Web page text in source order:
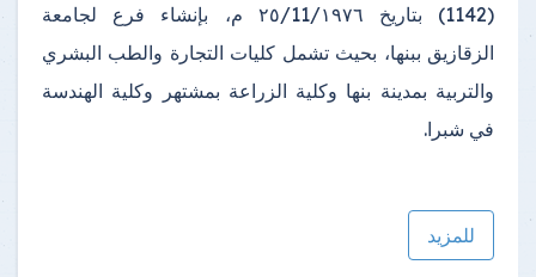
(1142) بتاريخ ٢٥/11/١٩٧٦ م، بإنشاء فرع لجامعة
الزقازيق ببنها، بحيث تشمل كليات التجارة والطب البشري
والتربية بمدينة بنها وكلية الزراعة بمشتهر وكلية الهندسة
في شبرا.
للمزيد